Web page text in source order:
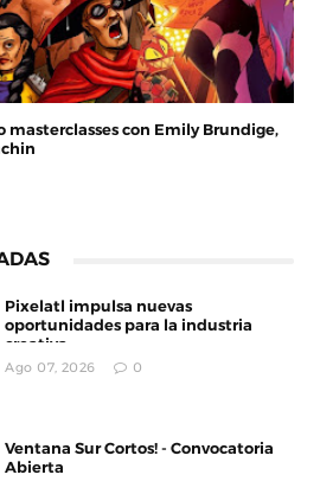
masterclasses con Emily Brundige,
Pixelatl impulsa nuevas
oportunidades para la industria
creativa
Ago 07, 2026 0
Ventana Sur Cortos! - Convocatoria
Abierta